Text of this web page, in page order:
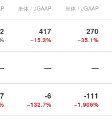
単体 / JGAAP 単体 / JGAAP
417
−15.3%
270
−35.1%
— —
-6
−132.7%
-111
−1,906%